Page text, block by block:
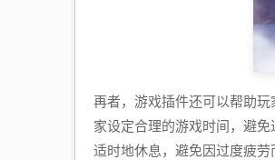
再者，游戏插件还可以帮助
家设定合理的游戏时间，避
适时地休息，避免因过度疲